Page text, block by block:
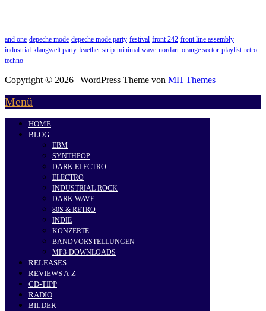
and one depeche mode depeche mode party festival front 242 front line assembly
industrial klangwelt party leaether strip minimal wave nordarr orange sector playlist retro
techno
Copyright © 2026 | WordPress Theme von MH Themes
Menü
HOME
BLOG
EBM
SYNTHPOP
DARK ELECTRO
ELECTRO
INDUSTRIAL ROCK
DARK WAVE
80S & RETRO
INDIE
KONZERTE
BANDVORSTELLUNGEN
MP3-DOWNLOADS
RELEASES
REVIEWS A-Z
CD-TIPP
RADIO
BILDER